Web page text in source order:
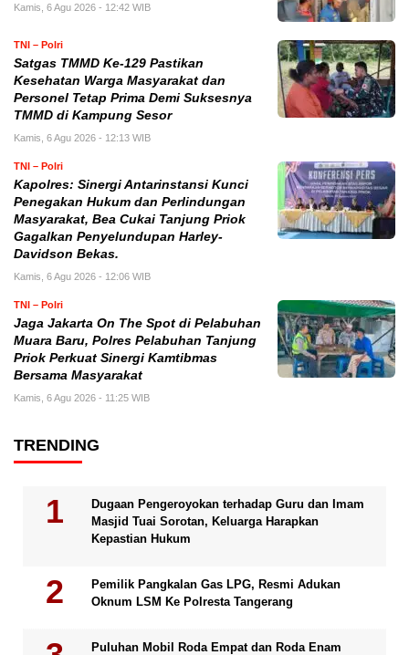
Kamis, 6 Agu 2026 - 12:42 WIB
TNI – Polri
Satgas TMMD Ke-129 Pastikan
Kesehatan Warga Masyarakat dan
Personel Tetap Prima Demi Suksesnya
TMMD di Kampung Sesor
Kamis, 6 Agu 2026 - 12:13 WIB
TNI – Polri
Kapolres: Sinergi Antarinstansi Kunci
Penegakan Hukum dan Perlindungan
Masyarakat, Bea Cukai Tanjung Priok
Gagalkan Penyelundupan Harley-
Davidson Bekas.
Kamis, 6 Agu 2026 - 12:06 WIB
TNI – Polri
Jaga Jakarta On The Spot di Pelabuhan
Muara Baru, Polres Pelabuhan Tanjung
Priok Perkuat Sinergi Kamtibmas
Bersama Masyarakat
Kamis, 6 Agu 2026 - 11:25 WIB
TRENDING
Dugaan Pengeroyokan terhadap Guru dan Imam
Masjid Tuai Sorotan, Keluarga Harapkan
Kepastian Hukum
Pemilik Pangkalan Gas LPG, Resmi Adukan
Oknum LSM Ke Polresta Tangerang
Puluhan Mobil Roda Empat dan Roda Enam